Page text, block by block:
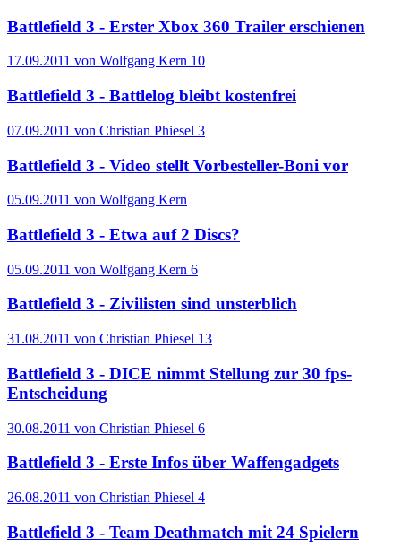
Battlefield 3 - Erster Xbox 360 Trailer erschienen
17.09.2011 von Wolfgang Kern 10
Battlefield 3 - Battlelog bleibt kostenfrei
07.09.2011 von Christian Phiesel 3
Battlefield 3 - Video stellt Vorbesteller-Boni vor
05.09.2011 von Wolfgang Kern
Battlefield 3 - Etwa auf 2 Discs?
05.09.2011 von Wolfgang Kern 6
Battlefield 3 - Zivilisten sind unsterblich
31.08.2011 von Christian Phiesel 13
Battlefield 3 - DICE nimmt Stellung zur 30 fps-
Entscheidung
30.08.2011 von Christian Phiesel 6
Battlefield 3 - Erste Infos über Waffengadgets
26.08.2011 von Christian Phiesel 4
Battlefield 3 - Team Deathmatch mit 24 Spielern